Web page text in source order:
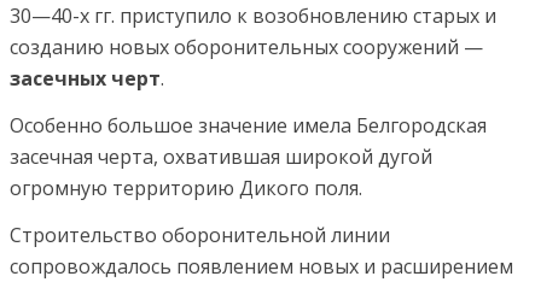
30—40-х гг. приступило к возобновлению старых и
созданию новых оборонительных сооружений —
засечных черт.
Особенно большое значение имела Белгородская
засечная черта, охватившая широкой дугой
огромную территорию Дикого поля.
Строительство оборонительной линии
сопровождалось появлением новых и расширением